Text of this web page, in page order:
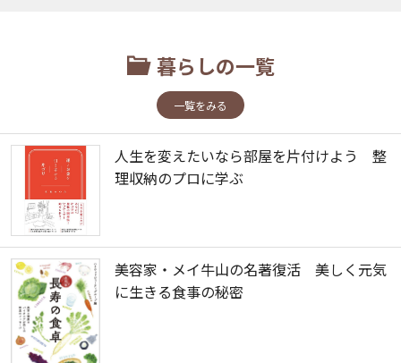
暮らしの一覧
一覧をみる
人生を変えたいなら部屋を片付けよう 整
理収納のプロに学ぶ
美容家・メイ牛山の名著復活 美しく元気
に生きる食事の秘密